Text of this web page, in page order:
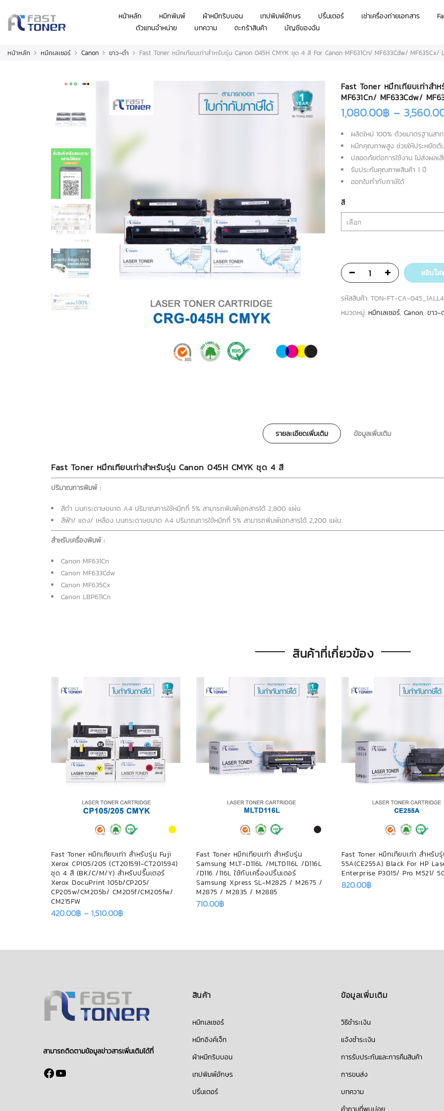
หน้าหลัก หมึกพิมพ์ ผ้าหมึกริบบอน เทปพิมพ์อักษร ปริ้นเตอร์ เช่าเครื่องถ่ายเอกสาร
ตัวแทนจำหน่าย
บทความ ตะกร้าสินค้า บัญชีของฉัน
หน้าหลัก หมึกเลเซอร์ Canon ขาว-ดำ Fast Toner หมึกเทียบเท่าสำหรับรุ่น Canon 045H CMYK ชุด 4 สี For Canon MF631Cn/ MF633Cdw/ MF635Cx/
Fast Toner หมึกเทียบเท่าสำ
MF631Cn/ MF633Cdw/
1,080.00฿ –
ผลิตใหม่ 100% ด้วยมาตรฐานสาก
หมึกคุณภาพสูง ช่วยให้ประหยัดต้
ปลอดภัยต่อการใช้งาน ไม่ส่งผลเ
รับประกันคุณภาพสินค้า 1 ปี
ออกใบกำกับภาษีได้
สี
หยิบใส่
รหัสสินค้า: TON-FT-CA-
หมวดหมู่: หมึกเลเซอร์, Canon, ขาว-
รายละเอียดเพิ่มเติม ข้อมูลเพิ่มเติม
Fast Toner หมึกเทียบเท่าสำหรับรุ่น Canon 045H CMYK ชุด 4 สี
ปริมาณการพิมพ์ :
สีดำ บนกระดาษขนาด A4 ปริมาณการใช้หมึกที่ 5% สามารถพิมพ์เอกสารได้ 2,800 แผ่น
สีฟ้า/ แดง/ เหลือง บนกระดาษขนาด A4 ปริมาณการใช้หมึกที่ 5% สามารถพิมพ์เอกสารได้ 2,200 แผ่น
สำหรับเครื่องพิมพ์ :
Canon MF631Cn
Canon MF633Cdw
Canon MF635Cx
Canon LBP611Cn
สินค้าที่เกี่ยวข้อง
Fast Toner หมึกเทียบเท่า สำหรับรุ่น Fuji
Xerox CP105/205 (CT201591-CT201594)
ชุด 4 สี (BK/C/M/Y) สำหรับปริ๊นเตอร์
Xerox DocuPrint 105b/CP205/
CP205w/CM205b/ CM205f/CM205fw/
CM215FW
420.00฿ – 1,510.00฿
Fast Toner หมึกเทียบเท่า สำหรับรุ่น
Samsung MLT-D116L /MLTD116L /D116L
/D116 /116L ใช้กับเครื่องปริ้นเตอร์
Samsung Xpress SL-M2825 / M2675 /
M2875 / M2835 / M2885
710.00฿
Fast Toner หมึกเทียบเท่า สำหรับ
55A(CE255A) Black For HP
Enterprise P3015/ Pro M521/
820.00฿
สามารถติดตามข้อมูลข่าวสารเพิ่มเติมได้ที่
Facebook
YouTube
สินค้า
หมึกเลเซอร์
หมึกอิงค์เจ็ท
ผ้าหมึกริบบอน
เทปพิมพ์อักษร
ปริ้นเตอร์
ข้อมูลเพิ่มเติม
วิธีชำระเงิน
แจ้งชำระเงิน
การรับประกันและการคืนสินค้า
การขนส่ง
บทความ